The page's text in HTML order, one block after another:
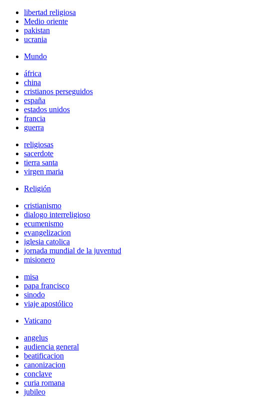
libertad religiosa
Medio oriente
pakistan
ucrania
Mundo
áfrica
china
cristianos perseguidos
españa
estados unidos
francia
guerra
religiosas
sacerdote
tierra santa
virgen maria
Religión
cristianismo
dialogo interreligioso
ecumenismo
evangelizacion
iglesia catolica
jornada mundial de la juventud
misionero
misa
papa francisco
sinodo
viaje apostólico
Vaticano
angelus
audiencia general
beatificacion
canonizacion
conclave
curia romana
jubileo